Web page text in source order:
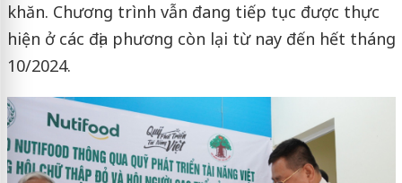
khăn. Chương trình vẫn đang tiếp tục được thực
hiện ở các địa phương còn lại từ nay đến hết tháng
10/2024.